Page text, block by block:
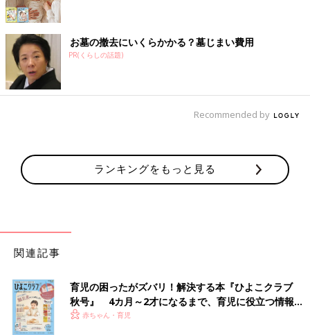
お墓の撤去にいくらかかる？墓じまい費用
PR(くらしの話題)
Recommended by
ランキングをもっと見る
関連記事
育児の困ったがズバリ！解決する本『ひよこクラブ
秋号』 4カ月～2才になるまで、育児に役立つ情報が
いっぱい！
赤ちゃん・育児